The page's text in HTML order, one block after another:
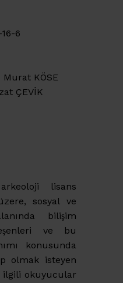
6
Murat KÖSE
ÇEVİK
lisans
sosyal ve
bilişim
ve bu
konusunda
olmak isteyen
ilgili okuyucular